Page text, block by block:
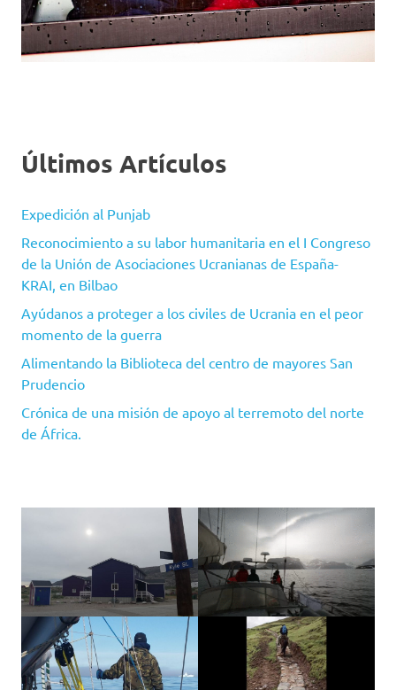
Últimos Artículos
Expedición al Punjab
Reconocimiento a su labor humanitaria en el I Congreso
de la Unión de Asociaciones Ucranianas de España-
KRAI, en Bilbao
Ayúdanos a proteger a los civiles de Ucrania en el peor
momento de la guerra
Alimentando la Biblioteca del centro de mayores San
Prudencio
Crónica de una misión de apoyo al terremoto del norte
de África.